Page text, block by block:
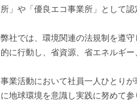
所」や「優良エコ事業所」として
弊社では、環境関連の法規制を遵
的に行動し、省資源、省エネルギ
事業活動において社員一人ひとり
に地球環境を意識し実践に努めて参